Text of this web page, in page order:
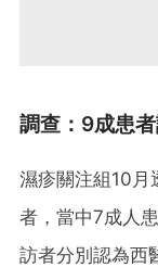
調查：9成患
濕疹關注組10月
者，當中7成人
訪者分別認為西